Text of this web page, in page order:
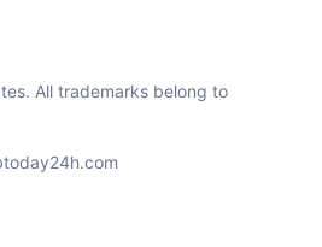
All trademarks belong to